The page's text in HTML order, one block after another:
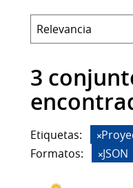
3
Etiquetas:
Formatos:
JSON